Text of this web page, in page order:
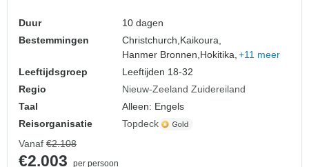
Duur
10 dagen
Bestemmingen
Christchurch,Kaikoura,
Hanmer Bronnen,Hokitika, +11 meer
Leeftijdsgroep
Leeftijden 18-32
Regio
Nieuw-Zeeland Zuidereiland
Taal
Alleen: Engels
Reisorganisatie
Topdeck
Vanaf €2.108
€2.003 per persoon